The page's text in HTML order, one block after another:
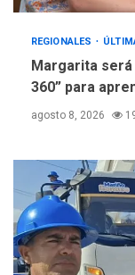
REGIONALES
Margarita
360” para
agosto 8, 2026